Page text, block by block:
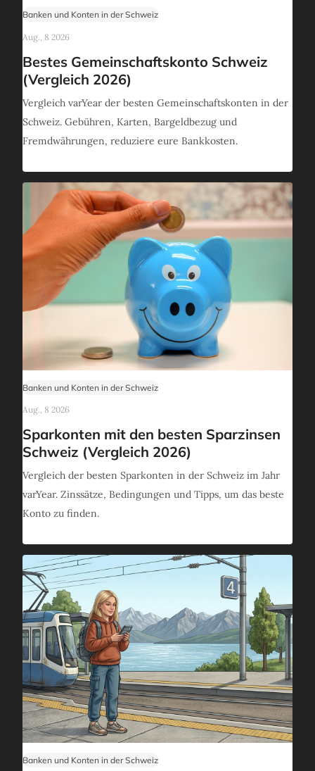
Banken und Konten in der Schweiz
Aug., 8 2026
Bestes Gemeinschaftskonto Schweiz
(Vergleich 2026)
Vergleich varYear der besten Gemeinschaftskonten in der
Schweiz. Gebühren, Karten, Bargeldbezug und
Fremdwährungen, reduziere eure Bankkosten.
Banken und Konten in der Schweiz
Aug., 8 2026
Sparkonten mit den besten Sparzinsen
Schweiz (Vergleich 2026)
Vergleich der besten Sparkonten in der Schweiz im Jahr
varYear. Zinssätze, Bedingungen und Tipps, um das beste
Konto zu finden.
Banken und Konten in der Schweiz